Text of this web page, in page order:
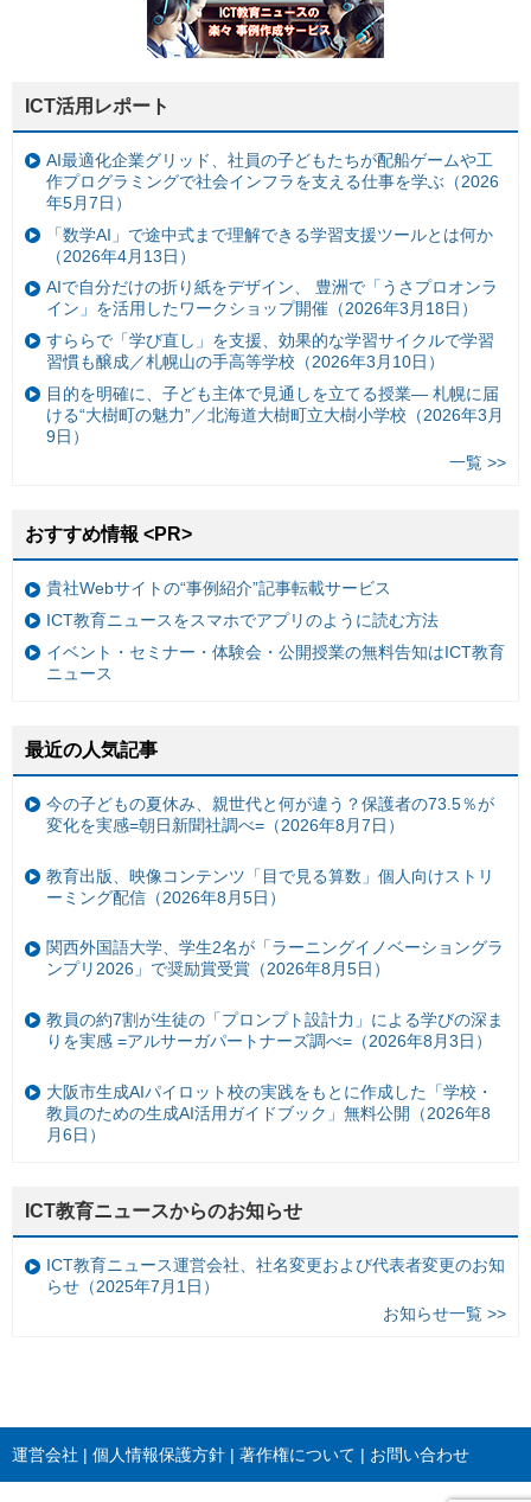
ICT活用レポート
AI最適化企業グリッド、社員の子どもたちが配船ゲームや工
作プログラミングで社会インフラを支える仕事を学ぶ（2026
年5月7日）
「数学AI」で途中式まで理解できる学習支援ツールとは何か
（2026年4月13日）
AIで自分だけの折り紙をデザイン、 豊洲で「うさプロオンラ
イン」を活用したワークショップ開催（2026年3月18日）
すららで「学び直し」を支援、効果的な学習サイクルで学習
習慣も醸成／札幌山の手高等学校（2026年3月10日）
目的を明確に、子ども主体で見通しを立てる授業— 札幌に届
ける“大樹町の魅力”／北海道大樹町立大樹小学校（2026年3月
9日）
一覧 >>
おすすめ情報 <PR>
貴社Webサイトの“事例紹介”記事転載サービス
ICT教育ニュースをスマホでアプリのように読む方法
イベント・セミナー・体験会・公開授業の無料告知はICT教育
ニュース
最近の人気記事
今の子どもの夏休み、親世代と何が違う？保護者の73.5％が
変化を実感=朝日新聞社調べ=（2026年8月7日）
教育出版、映像コンテンツ「目で見る算数」個人向けストリ
ーミング配信（2026年8月5日）
関西外国語大学、学生2名が「ラーニングイノベーショングラ
ンプリ2026」で奨励賞受賞（2026年8月5日）
教員の約7割が生徒の「プロンプト設計力」による学びの深ま
りを実感 =アルサーガパートナーズ調べ=（2026年8月3日）
大阪市生成AIパイロット校の実践をもとに作成した「学校・
教員のための生成AI活用ガイドブック」無料公開（2026年8
月6日）
ICT教育ニュースからのお知らせ
ICT教育ニュース運営会社、社名変更および代表者変更のお知
らせ（2025年7月1日）
お知らせ一覧 >>
運営会社 個人情報保護方針 著作権について お問い合わせ